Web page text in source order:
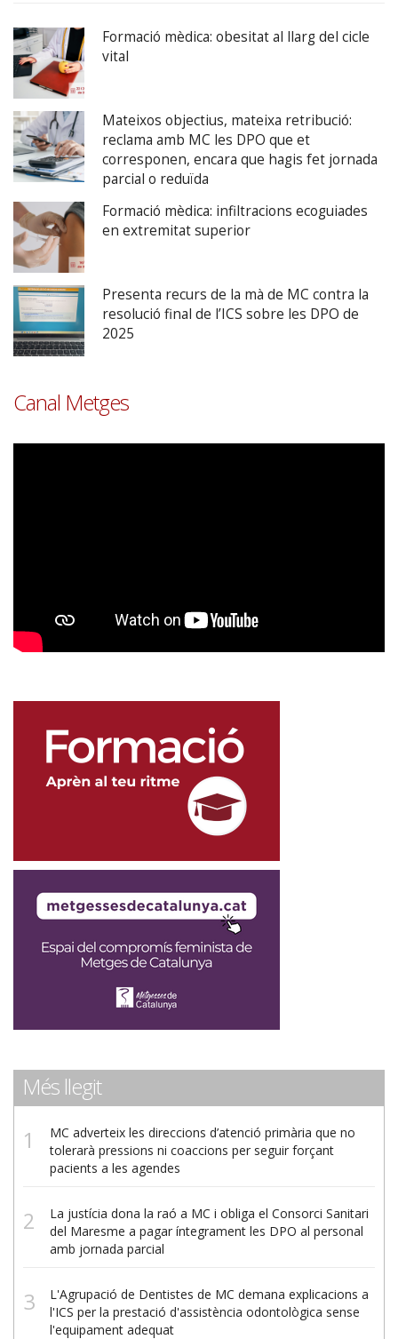
Formació mèdica: obesitat al llarg del cicle
vital
Mateixos objectius, mateixa retribució:
reclama amb MC les DPO que et
corresponen, encara que hagis fet jornada
parcial o reduïda
Formació mèdica: infiltracions ecoguiades
en extremitat superior
Presenta recurs de la mà de MC contra la
resolució final de l’ICS sobre les DPO de
2025
Canal Metges
Més llegit
MC adverteix les direccions d’atenció primària que no
tolerarà pressions ni coaccions per seguir forçant
pacients a les agendes
La justícia dona la raó a MC i obliga el Consorci Sanitari
del Maresme a pagar íntegrament les DPO al personal
amb jornada parcial
L'Agrupació de Dentistes de MC demana explicacions a
l'ICS per la prestació d'assistència odontològica sense
l'equipament adequat